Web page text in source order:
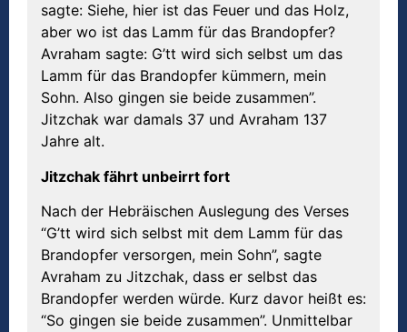
sagte: Siehe, hier ist das Feuer und das Holz,
aber wo ist das Lamm für das Brandopfer?
Avraham sagte: G’tt wird sich selbst um das
Lamm für das Brandopfer kümmern, mein
Sohn. Also gingen sie beide zusammen”.
Jitzchak war damals 37 und Avraham 137
Jahre alt.
Jitzchak fährt unbeirrt fort
Nach der Hebräischen Auslegung des Verses
“G’tt wird sich selbst mit dem Lamm für das
Brandopfer versorgen, mein Sohn”, sagte
Avraham zu Jitzchak, dass er selbst das
Brandopfer werden würde. Kurz davor heißt es:
“So gingen sie beide zusammen”. Unmittelbar